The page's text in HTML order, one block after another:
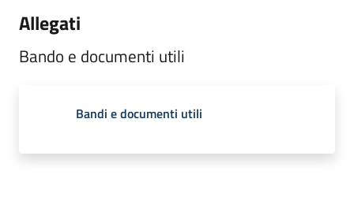
Allegati
Bando e documenti utili
Bandi e documenti utili